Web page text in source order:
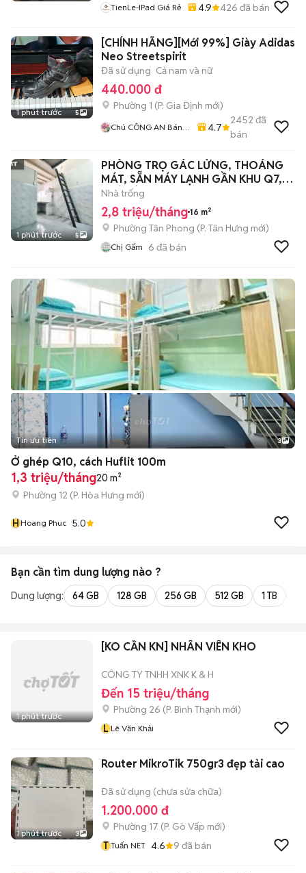
TienLe-IPad Giá Rẻ 4.9 426 đã bán
1 phút trước 5
[CHÍNH HÃNG][Mới 99%] Giày Adidas
Neo Streetspirit
Đã sử dụng Cả nam và nữ
440.000 đ
Phường 1 (P. Gia Định mới)
Chú CÔNG AN Bán
4.7
2452 đã
bán
1 phút trước 5
PHÒNG TRỌ GÁC LỬNG, THOÁNG
MÁT, SẴN MÁY LẠNH GẦN KHU Q7,
NHÀ BÈ
Nhà trống
2,8 triệu/tháng 16 m²
Phường Tân Phong (P. Tân Hưng mới)
Chị Gấm 6 đã bán
Tin ưu tiên 3
Ở ghép Q10, cách Huflit 100m
1,3 triệu/tháng20 m²
Phường 12 (P. Hòa Hưng mới)
HHoang Phuc 5.0
Bạn cần tìm dung lượng nào ?
Dung lượng: 64 GB 128 GB 256 GB 512 GB 1 TB
1 phút trước
[KO CẦN KN] NHÂN VIÊN KHO
CÔNG TY TNHH XNK K & H
Đến 15 triệu/tháng
Phường 26 (P. Bình Thạnh mới)
L Lê Văn Khải
1 phút trước 3
Router MikroTik 750gr3 đẹp tải cao
Đã sử dụng (chưa sửa chữa)
1.200.000 đ
Phường 17 (P. Gò Vấp mới)
T Tuấn NET 4.6 9 đã bán